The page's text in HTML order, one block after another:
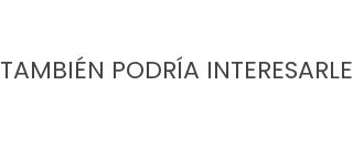
TAMBIÉN PODRÍA INTERESARLE